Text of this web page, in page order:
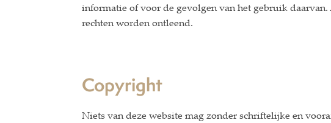
informatie of voor de gevolgen van het gebruik
rechten worden ontleend.
Copyright
Niets van deze website mag zonder schriftelijke en